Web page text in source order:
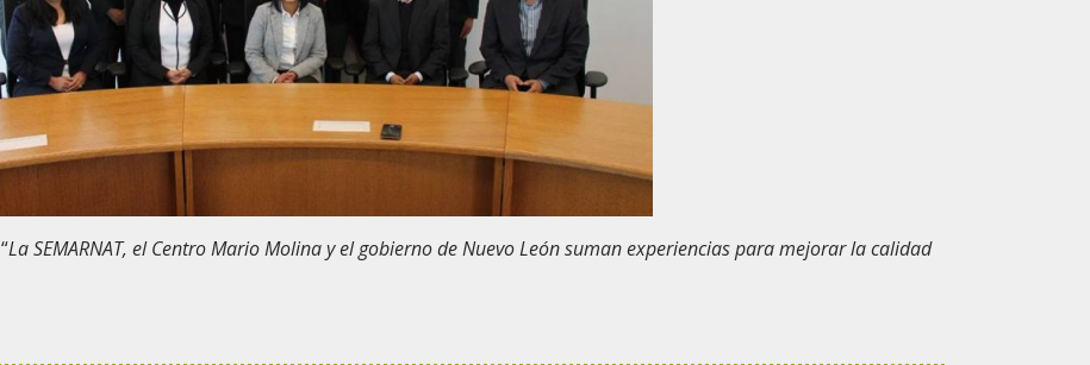
“La SEMARNAT, el Centro Mario Molina y el gobierno de Nuevo León suman experiencias para mejorar la calidad